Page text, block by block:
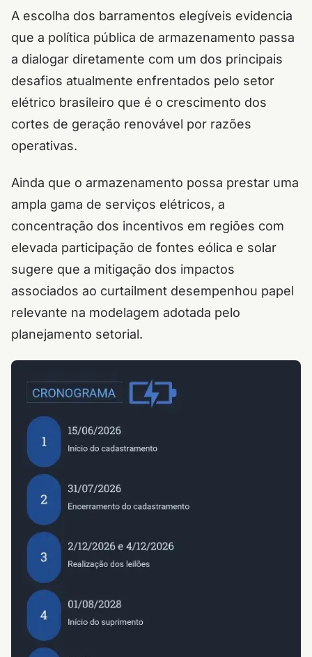
A escolha dos barramentos elegíveis evidencia
que a política pública de armazenamento passa
a dialogar diretamente com um dos principais
desafios atualmente enfrentados pelo setor
elétrico brasileiro que é o crescimento dos
cortes de geração renovável por razões
operativas.
Ainda que o armazenamento possa prestar uma
ampla gama de serviços elétricos, a
concentração dos incentivos em regiões com
elevada participação de fontes eólica e solar
sugere que a mitigação dos impactos
associados ao curtailment desempenhou papel
relevante na modelagem adotada pelo
planejamento setorial.